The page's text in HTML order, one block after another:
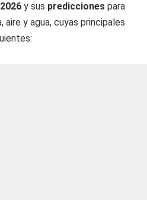
y sus predicciones para
aire y agua, cuyas principales